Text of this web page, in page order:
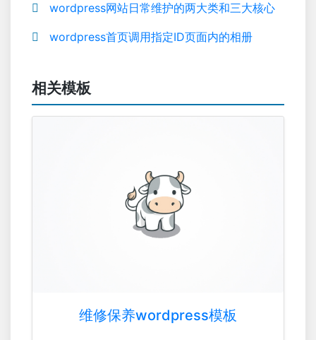
wordpress网站日常维护的两大类和三大核心
wordpress首页调用指定ID页面内的相册
相关模板
维修保养wordpress模板